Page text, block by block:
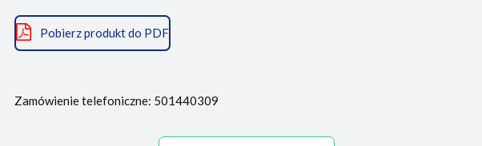
Pobierz produkt do PDF
Zamówienie telefoniczne: 501440309